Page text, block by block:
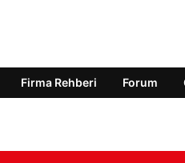
Firma Rehberi Forum